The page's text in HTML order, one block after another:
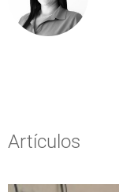
Artículos